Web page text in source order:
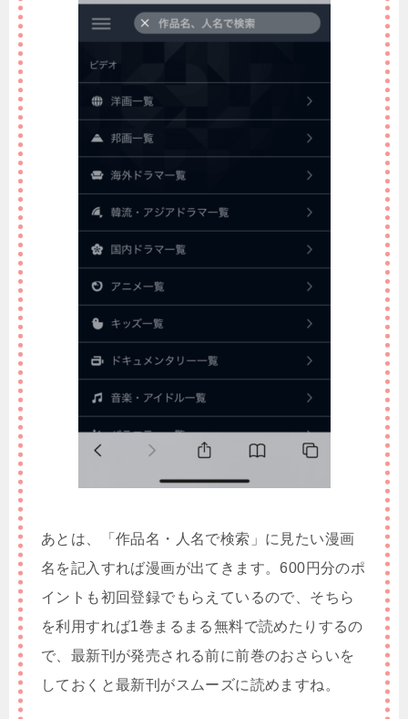
あとは、「作品名・人名で検索」に見たい漫画
名を記入すれば漫画が出てきます。600円分のポ
イントも初回登録でもらえているので、そちら
を利用すれば1巻まるまる無料で読めたりするの
で、最新刊が発売される前に前巻のおさらいを
しておくと最新刊がスムーズに読めますね。